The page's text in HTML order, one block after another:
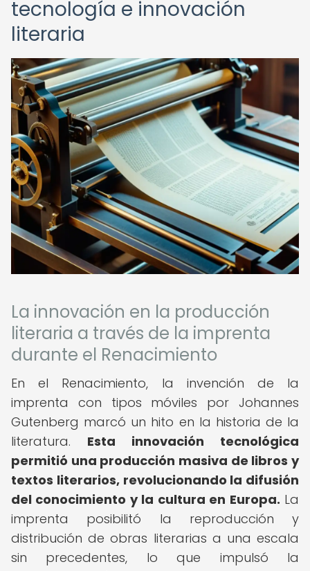
tecnología e innovación
literaria
La innovación en la producción
literaria a través de la imprenta
durante el Renacimiento
En el Renacimiento, la invención de la
imprenta con tipos móviles por Johannes
Gutenberg marcó un hito en la historia de la
literatura. Esta innovación tecnológica
permitió una producción masiva de libros y
textos literarios, revolucionando la difusión
del conocimiento y la cultura en Europa. La
imprenta posibilitó la reproducción y
distribución de obras literarias a una escala
sin precedentes, lo que impulsó la